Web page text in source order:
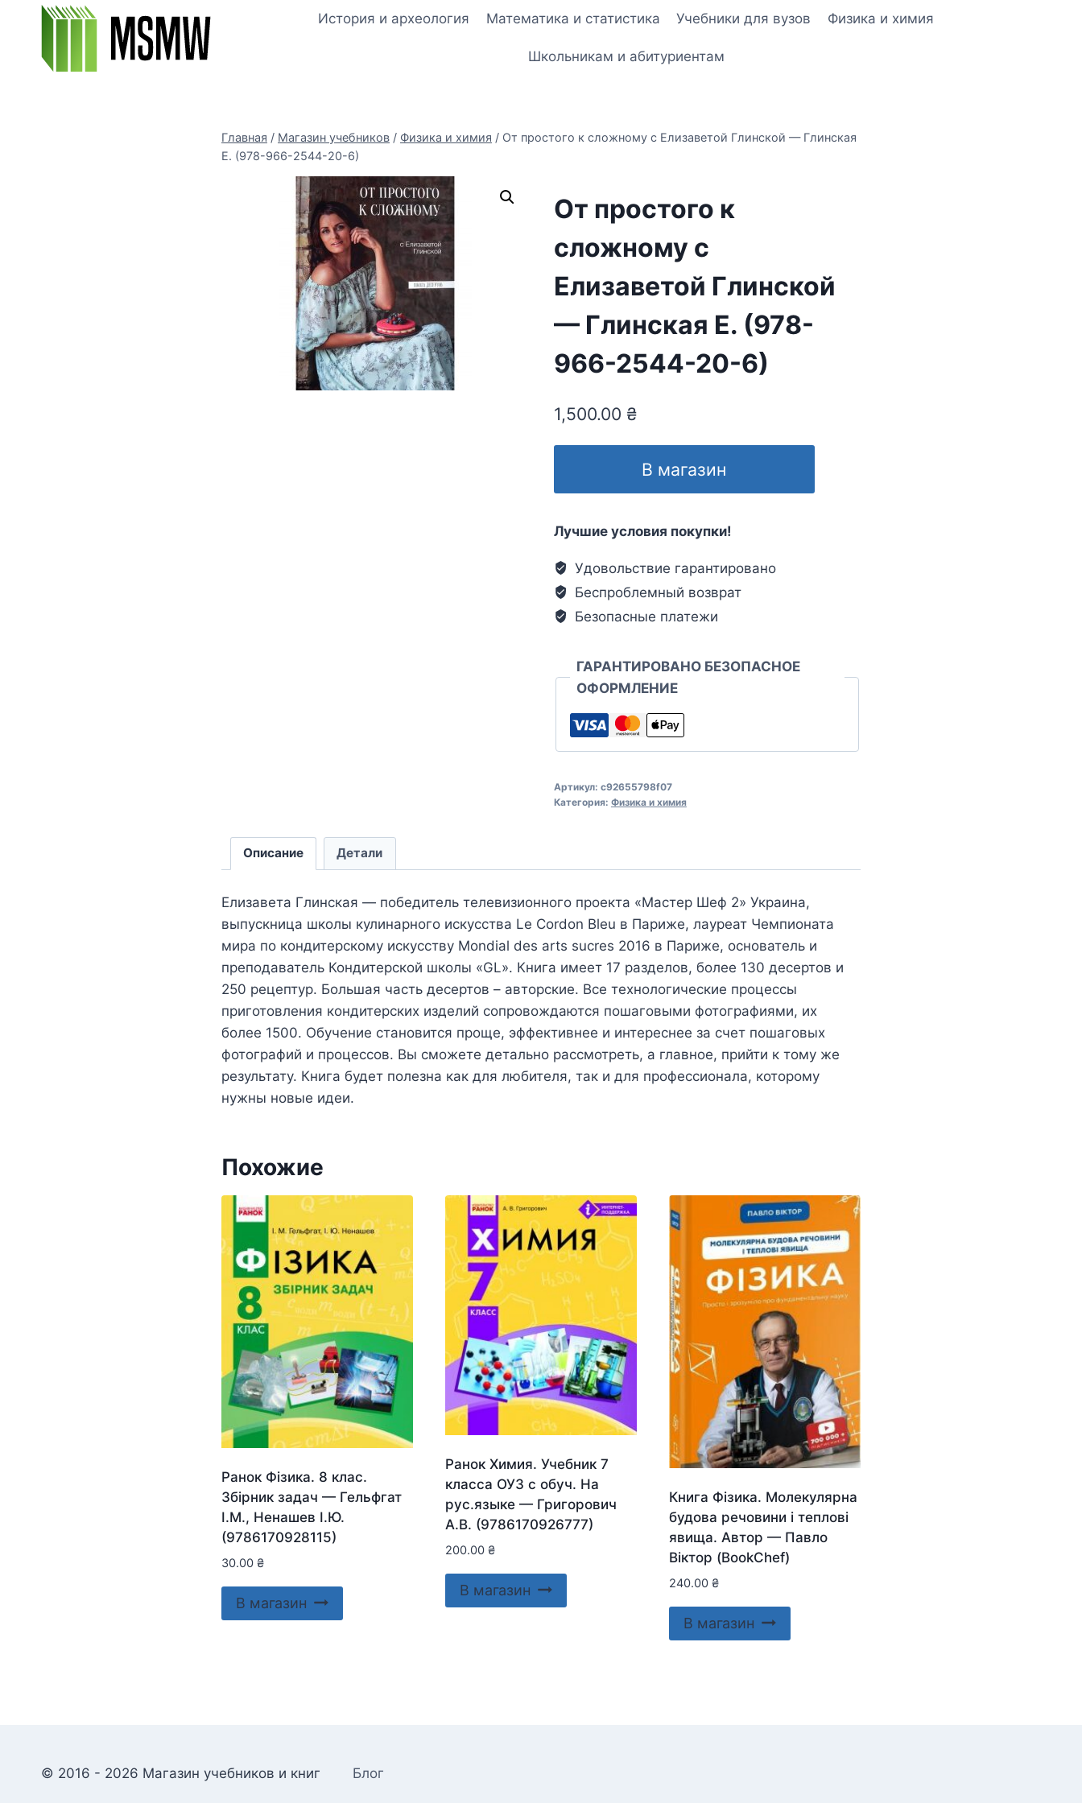
Перейти
содержимому
История и археология Математика и статистика Учебники для вузов Физика и химия
Школьникам и абитуриентам
Главная / Магазин учебников / Физика и химия / От простого к сложному с Елизаветой Глинской — Глинская
Е. (978-966-2544-20-6)
От простого к
сложному с
Елизаветой Глинской
— Глинская Е. (978-
966-2544-20-6)
1,500.00 ₴
В магазин
Лучшие условия покупки!
Удовольствие гарантировано
Беспроблемный возврат
Безопасные платежи
ГАРАНТИРОВАНО БЕЗОПАСНОЕ
ОФОРМЛЕНИЕ
Артикул: c92655798f07
Категория: Физика и химия
Описание Детали
Елизавета Глинская — победитель телевизионного проекта «Мастер Шеф 2» Украина,
выпускница школы кулинарного искусства Le Cordon Bleu в Париже, лауреат Чемпионата
мира по кондитерскому искусству Mondial des arts sucres 2016 в Париже, основатель и
преподаватель Кондитерской школы «GL». Книга имеет 17 разделов, более 130 десертов и
250 рецептур. Большая часть десертов – авторские. Все технологические процессы
приготовления кондитерских изделий сопровождаются пошаговыми фотографиями, их
более 1500. Обучение становится проще, эффективнее и интереснее за счет пошаговых
фотографий и процессов. Вы сможете детально рассмотреть, а главное, прийти к тому же
результату. Книга будет полезна как для любителя, так и для профессионала, которому
нужны новые идеи.
Похожие
Ранок Фізика. 8 клас.
Збірник задач — Гельфгат
І.М., Ненашев І.Ю.
(9786170928115)
30.00 ₴
В магазин
Ранок Химия. Учебник 7
класса ОУЗ с обуч. На
рус.языке — Григорович
А.В. (9786170926777)
200.00 ₴
В магазин
Книга Фізика. Молекулярна
будова речовини і теплові
явища. Автор — Павло
Віктор (BookChef)
240.00 ₴
В магазин
© 2016 - 2026 Магазин учебников и книг Блог